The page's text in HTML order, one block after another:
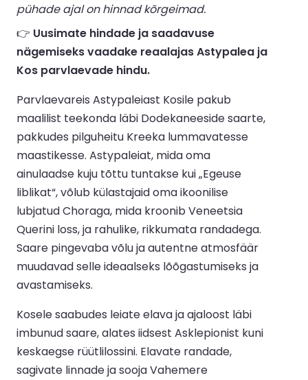
pühade ajal on hinnad kõrgeimad.
👉 Uusimate hindade ja saadavuse
nägemiseks vaadake reaalajas Astypalea ja
Kos parvlaevade hindu.
Parvlaevareis Astypaleiast Kosile pakub
maalilist teekonda läbi Dodekaneeside saarte,
pakkudes pilguheitu Kreeka lummavatesse
maastikesse. Astypaleiat, mida oma
ainulaadse kuju tõttu tuntakse kui „Egeuse
liblikat“, võlub külastajaid oma ikoonilise
lubjatud Choraga, mida kroonib Veneetsia
Querini loss, ja rahulike, rikkumata randadega.
Saare pingevaba võlu ja autentne atmosfäär
muudavad selle ideaalseks lõõgastumiseks ja
avastamiseks.
Kosele saabudes leiate elava ja ajaloost läbi
imbunud saare, alates iidsest Asklepionist kuni
keskaegse rüütlilossini. Elavate randade,
sagivate linnade ja sooja Vahemere